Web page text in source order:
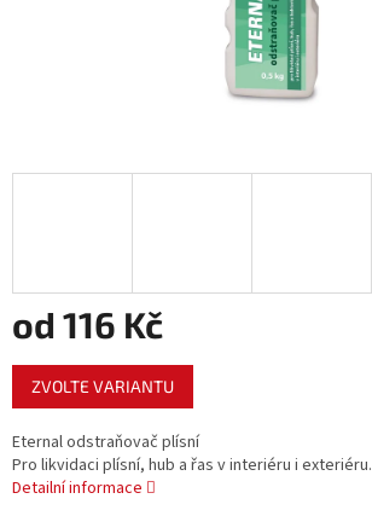
od 116 Kč
Měrná
cena:
ZVOLTE VARIANTU
Eternal odstraňovač plísní
Pro likvidaci plísní, hub a řas v interiéru i exteriéru.
Detailní informace